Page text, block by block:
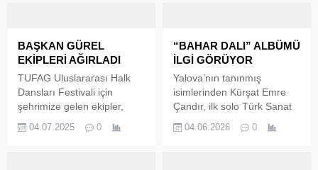
BAŞKAN GÜREL
EKİPLERİ AĞIRLADI
TUFAG Uluslararası Halk
Dansları Festivali için
şehrimize gelen ekipler,
Mehmet Gürel’i makamında
04.07.2025 0
“BAHAR DALI” ALBÜMÜ
İLGİ GÖRÜYOR
Yalova’nın tanınmış
isimlerinden Kürşat Emre
Çandır, ilk solo Türk Sanat
ile müzikseverlerin karşısına
04.06.2026 0